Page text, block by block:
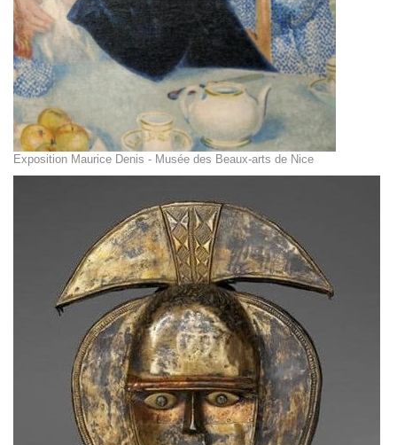
Exposition Maurice Denis - Musée des Beaux-arts de Nice